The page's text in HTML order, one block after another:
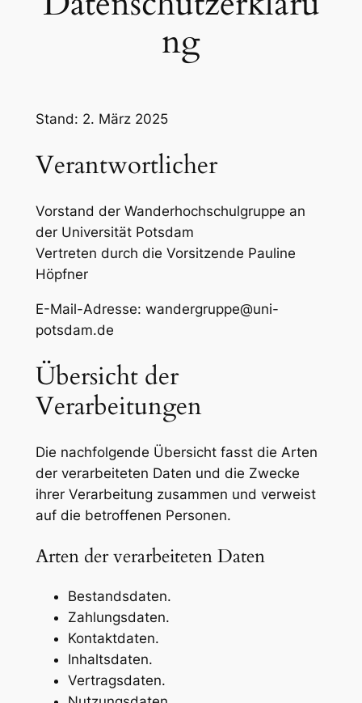
ng
Stand: 2. März 2025
Verantwortlicher
Vorstand der Wanderhochschulgruppe an
der Universität Potsdam
Vertreten durch die Vorsitzende Pauline
Höpfner
E-Mail-Adresse: wandergruppe@uni-
potsdam.de
Übersicht der
Verarbeitungen
Die nachfolgende Übersicht fasst die Arten
der verarbeiteten Daten und die Zwecke
ihrer Verarbeitung zusammen und verweist
auf die betroffenen Personen.
Arten der verarbeiteten Daten
Bestandsdaten.
Zahlungsdaten.
Kontaktdaten.
Inhaltsdaten.
Vertragsdaten.